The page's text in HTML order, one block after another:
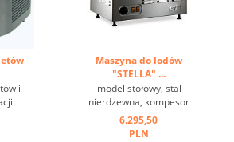
i
Maszyna do lodów
"STELLA" ...
model stołowy, stal
nierdzewna, kompesor
chłodzący i mieszadło
oddzielnie uruchamiane,
6.295,50
PLN